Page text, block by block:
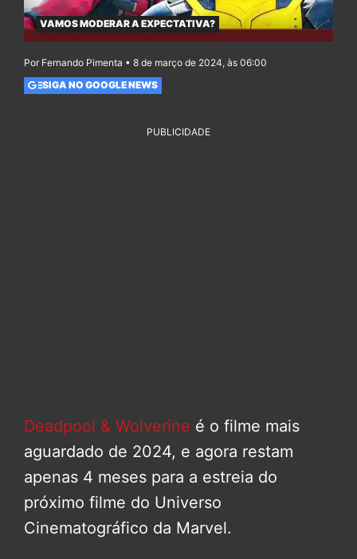
VAMOS MODERAR A EXPECTATIVA?
Por Fernando Pimenta • 8 de março de 2024, às 06:00
SIGA NO GOOGLE NEWS
PUBLICIDADE
Deadpool & Wolverine é o filme mais
aguardado de 2024, e agora restam
apenas 4 meses para a estreia do
próximo filme do Universo
Cinematográfico da Marvel.